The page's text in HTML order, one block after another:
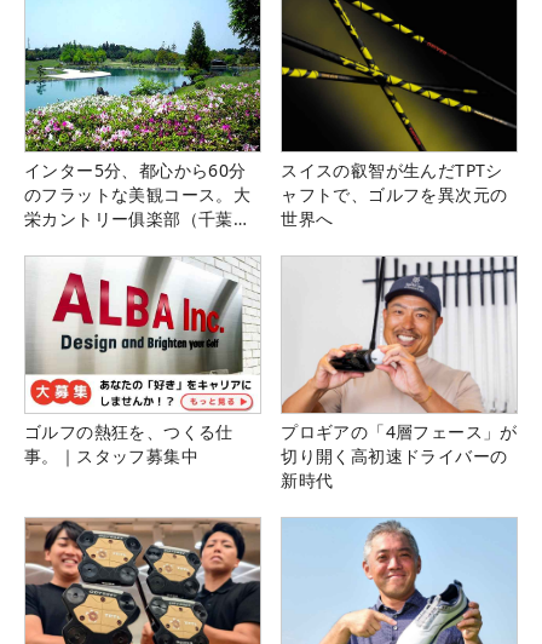
インター5分、都心から60分
のフラットな美観コース。大
栄カントリー俱楽部（千葉
スイスの叡智が生んだTPTシ
ャフトで、ゴルフを異次元の
世界へ
ゴルフの熱狂を、つくる仕
事。｜スタッフ募集中
プロギアの「4層フェース」が
切り開く高初速ドライバーの
新時代